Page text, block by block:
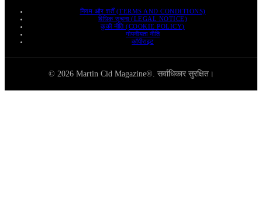
नियम और शर्तें (TERMS AND CONDITIONS)
विधिक सूचना (LEGAL NOTICE)
कुकी नीति (COOKIE POLICY)
गोपनीयता नीति
कॉपीराइट
© 2026 Martin Cid Magazine®. सर्वाधिकार सुरक्षित।